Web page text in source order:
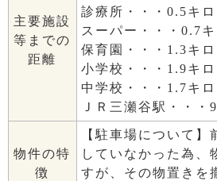
主要施設
等までの
距離
診療所・・・0.5キ
スーパー・・・0.7
保育園・・・1.3キ
小学校・・・1.9キ
中学校・・・1.7キ
ＪＲ三瀬谷駅・・・
物件の特
徴
【駐車場について
していなかった為、
すが、その物置きを